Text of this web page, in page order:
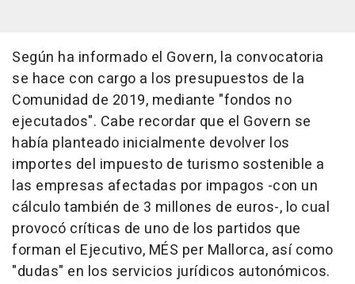
Según ha informado el Govern, la convocatoria
se hace con cargo a los presupuestos de la
Comunidad de 2019, mediante "fondos no
ejecutados". Cabe recordar que el Govern se
había planteado inicialmente devolver los
importes del impuesto de turismo sostenible a
las empresas afectadas por impagos -con un
cálculo también de 3 millones de euros-, lo cual
provocó críticas de uno de los partidos que
forman el Ejecutivo, MÉS per Mallorca, así como
"dudas" en los servicios jurídicos autonómicos.